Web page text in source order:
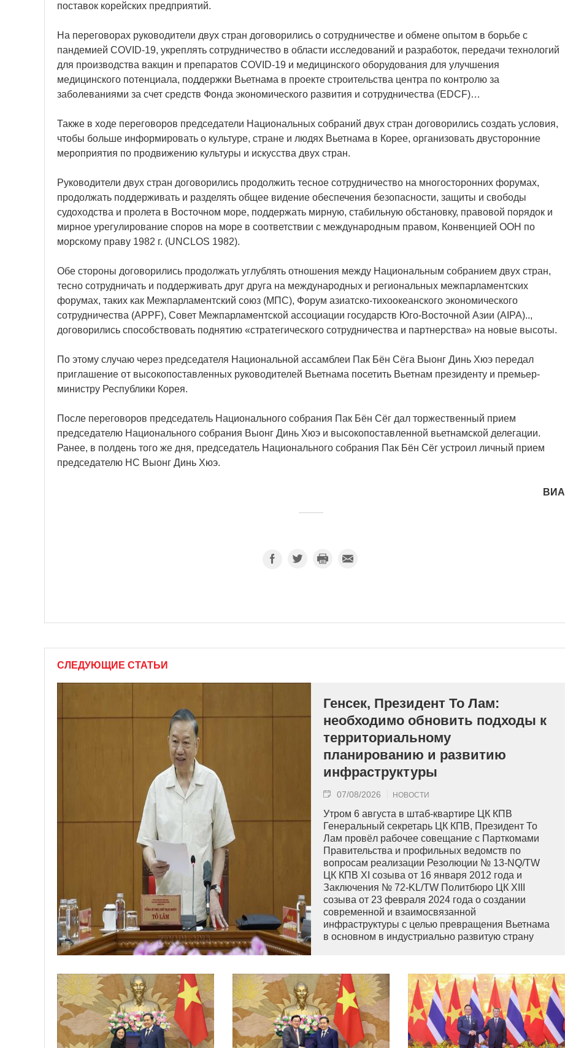
поставок корейских предприятий.
На переговорах руководители двух стран договорились о сотрудничестве и обмене опытом в борьбе с
пандемией COVID-19, укреплять сотрудничество в области исследований и разработок, передачи технологий
для производства вакцин и препаратов COVID-19 и медицинского оборудования для улучшения
медицинского потенциала, поддержки Вьетнама в проекте строительства центра по контролю за
заболеваниями за счет средств Фонда экономического развития и сотрудничества (EDCF)…
Также в ходе переговоров председатели Национальных собраний двух стран договорились создать условия,
чтобы больше информировать о культуре, стране и людях Вьетнама в Корее, организовать двусторонние
мероприятия по продвижению культуры и искусства двух стран.
Руководители двух стран договорились продолжить тесное сотрудничество на многосторонних форумах,
продолжать поддерживать и разделять общее видение обеспечения безопасности, защиты и свободы
судоходства и пролета в Восточном море, поддержать мирную, стабильную обстановку, правовой порядок и
мирное урегулирование споров на море в соответствии с международным правом, Конвенцией ООН по
морскому праву 1982 г. (UNCLOS 1982).
Обе стороны договорились продолжать углублять отношения между Национальным собранием двух стран,
тесно сотрудничать и поддерживать друг друга на международных и региональных межпарламентских
форумах, таких как Межпарламентский союз (МПС), Форум азиатско-тихоокеанского экономического
сотрудничества (APPF), Совет Межпарламентской ассоциации государств Юго-Восточной Азии (AIPA)..,
договорились способствовать поднятию «стратегического сотрудничества и партнерства» на новые высоты.
По этому случаю через председателя Национальной ассамблеи Пак Бён Сёга Выонг Динь Хюэ передал
приглашение от высокопоставленных руководителей Вьетнама посетить Вьетнам президенту и премьер-
министру Республики Корея.
После переговоров председатель Национального собрания Пак Бён Сёг дал торжественный прием
председателю Национального собрания Выонг Динь Хюэ и высокопоставленной вьетнамской делегации.
Ранее, в полдень того же дня, председатель Национального собрания Пак Бён Сёг устроил личный прием
председателю НС Выонг Динь Хюэ.
ВИА
СЛЕДУЮЩИЕ СТАТЬИ
Генсек, Президент То Лам:
необходимо обновить подходы к
территориальному
планированию и развитию
инфраструктуры
07/08/2026 НОВОСТИ
Утром 6 августа в штаб-квартире ЦК КПВ
Генеральный секретарь ЦК КПВ, Президент То
Лам провёл рабочее совещание с Парткомами
Правительства и профильных ведомств по
вопросам реализации Резолюции № 13-NQ/TW
ЦК КПВ XI созыва от 16 января 2012 года и
Заключения № 72-KL/TW Политбюро ЦК XIII
созыва от 23 февраля 2024 года о создании
современной и взаимосвязанной
инфраструктуры с целью превращения Вьетнама
в основном в индустриально развитую страну